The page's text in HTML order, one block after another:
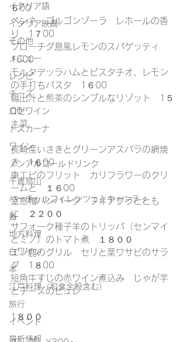
イタリア語
イタリア映画
その他
メニュー
レシピ
チーズ
ロゼワイン
トスカーナ
ワイン
ノンアルコールドリンク
千歳烏山
バーチャルフィレンツェとキャンティ
器
地方料理
白ワイン
本
江戸料理（和食全般含む）
旅行
イベント
最新情報
６00
ペンネ　ゴルゴンゾーラ　レホールの香
り　1７00
プローチダ島風レモンのスパゲッティ
1600
モルタデッラハムとピスタチオ、レモン
の手打ちパスタ　1６00
鶏出汁と煎茶のシンプルなリゾット　1５
00
主菜
長崎産いさきとグリーンアスパラの網焼
き　1６00
車エビのフリット　カリフラワーのクリ
ームと　１６00
窒息鴨ハンバーグ　フォアグラととも
に　２２００
サフォーク種子羊のトリッパ（センマイ
とミノ）のトマト煮　１８００
エゾ鹿のグリル　セリと葉ワサビのサラ
ダ　1８00
短角牛すじの赤ワイン煮込み　じゃが芋
とチーズのピュレ
1８００